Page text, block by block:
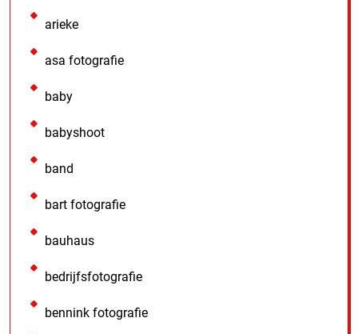
arieke
asa fotografie
baby
babyshoot
band
bart fotografie
bauhaus
bedrijfsfotografie
bennink fotografie